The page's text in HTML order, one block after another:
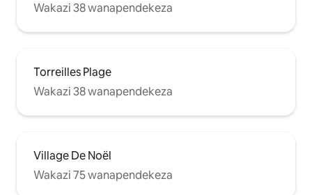
Wakazi 38 wanapendekeza
Torreilles Plage
Wakazi 38 wanapendekeza
Village De Noël
Wakazi 75 wanapendekeza